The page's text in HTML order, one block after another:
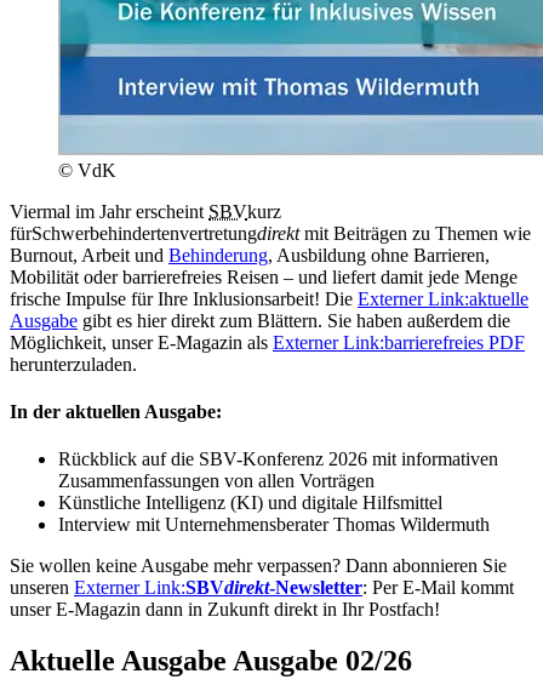
© VdK
Viermal im Jahr erscheint SBVkurz
fürSchwerbehindertenvertretungdirektmit Beiträgen zu Themen wie
Burnout, Arbeit und Behinderung, Ausbildung ohne Barrieren,
Mobilität oder barrierefreies Reisen – und liefert damit jede Menge
frische Impulse für Ihre Inklusionsarbeit! Die Externer Link:aktuelle
Ausgabe gibt es hier direkt zum Blättern. Sie haben außerdem die
Möglichkeit, unser E-Magazin als Externer Link:barrierefreies PDF
herunterzuladen.
In der aktuellen Ausgabe:
Rückblick auf die SBV-Konferenz 2026 mit informativen
Zusammenfassungen von allen Vorträgen
Künstliche Intelligenz (KI) und digitale Hilfsmittel
Interview mit Unternehmensberater Thomas Wildermuth
Sie wollen keine Ausgabe mehr verpassen? Dann abonnieren Sie
unseren Externer Link:SBVdirekt-Newsletter: Per E-Mail kommt
unser E-Magazin dann in Zukunft direkt in Ihr Postfach!
Aktuelle Ausgabe Ausgabe 02/26